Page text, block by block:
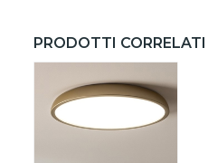
PRODOTTI CORRELATI